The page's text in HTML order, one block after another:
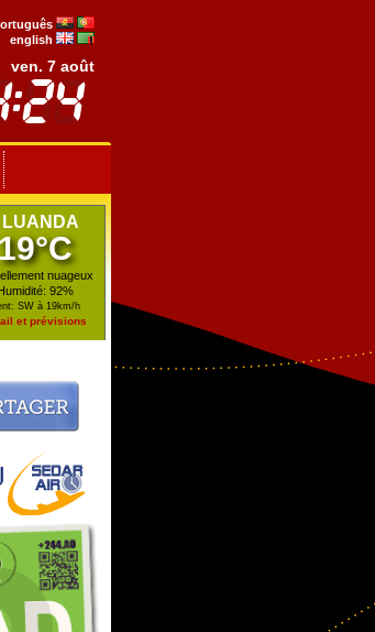
english
ven. 7 août
LUANDA
19°C
nuageux
92%
SW à 19km/h
et prévisions